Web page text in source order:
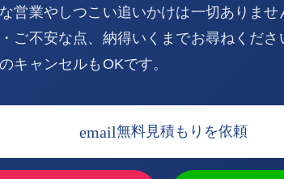
営業やしつこい追いかけは一切ありませ
ご不安な点、納得いくまでお尋ねくださ
キャンセルもOKです。
email無料見積もりを依頼